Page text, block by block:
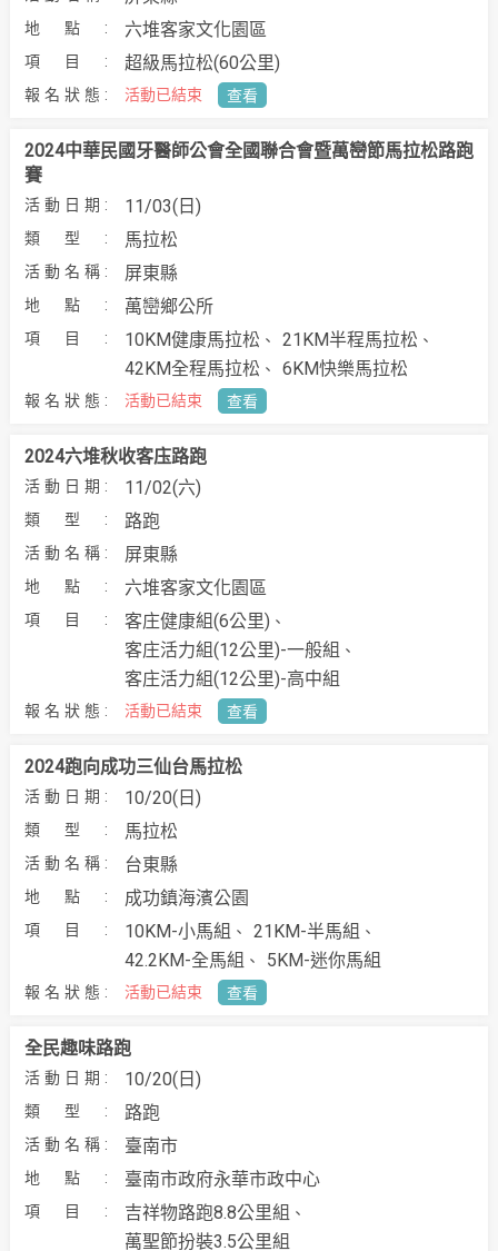
六堆客家文化園區
超級馬拉松(60公里)
活動已結束 查看
11/03(日)
馬拉松
屏東縣
2024中華民國牙醫師公會全國聯合會暨萬巒節馬拉松路跑
賽
萬巒鄉公所
10KM健康馬拉松
21KM半程馬拉松
42KM全程馬拉松
6KM快樂馬拉松
活動已結束 查看
11/02(六)
路跑
屏東縣
2024六堆秋收客庒路跑
六堆客家文化園區
客庄健康組(6公里)
客庄活力組(12公里)-一般組
客庄活力組(12公里)-高中組
活動已結束 查看
10/20(日)
馬拉松
台東縣
2024跑向成功三仙台馬拉松
成功鎮海濱公園
10KM-小馬組
21KM-半馬組
42.2KM-全馬組
5KM-迷你馬組
活動已結束 查看
10/20(日)
路跑
臺南市
全民趣味路跑
臺南市政府永華市政中⼼
吉祥物路跑8.8公里組
萬聖節扮裝3.5公里組